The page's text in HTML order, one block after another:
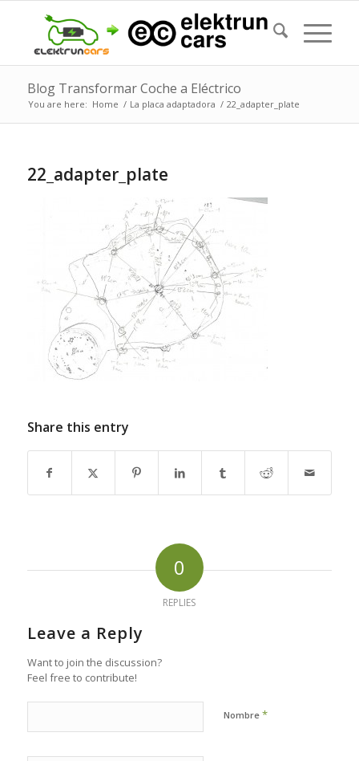
Blog Transformar Coche a Eléctrico
You are here: Home / La placa adaptadora / 22_adapter_plate
22_adapter_plate
Share this entry
0
REPLIES
Leave a Reply
Want to join the discussion?
Feel free to contribute!
Nombre *